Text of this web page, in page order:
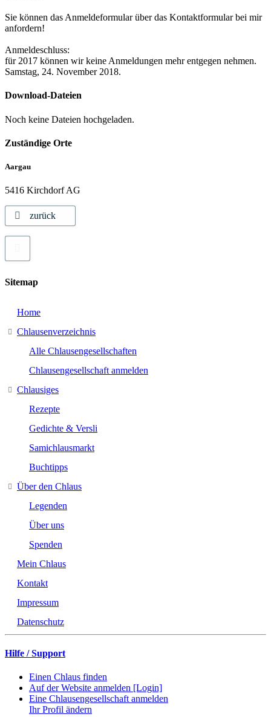
Sie können das Anmeldeformular über das Kontaktformular bei mir
anfordern!
Anmeldeschluss:
für 2017 können wir keine Anmeldungen mehr entgegen nehmen.
Samstag, 24. November 2018.
Download-Dateien
Noch keine Dateien hochgeladen.
Zuständige Orte
Aargau
5416 Kirchdorf AG
zurück
Sitemap
Home
Chlausenverzeichnis
Alle Chlausengesellschaften
Chlausengesellschaft anmelden
Chlausiges
Rezepte
Gedichte & Versli
Samichlausmarkt
Buchtipps
Über den Chlaus
Legenden
Über uns
Spenden
Mein Chlaus
Kontakt
Impressum
Datenschutz
Hilfe / Support
Einen Chlaus finden
Auf der Website anmelden [Login]
Eine Chlausengesellschaft anmelden
Ihr Profil ändern